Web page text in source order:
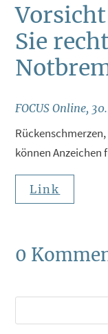
Sie
FOCUS Online,
können Anzeichen
Link
0